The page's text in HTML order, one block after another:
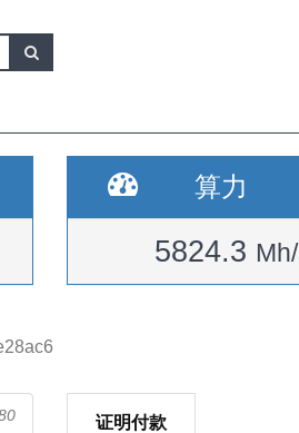
算力
5824.3
证明付款